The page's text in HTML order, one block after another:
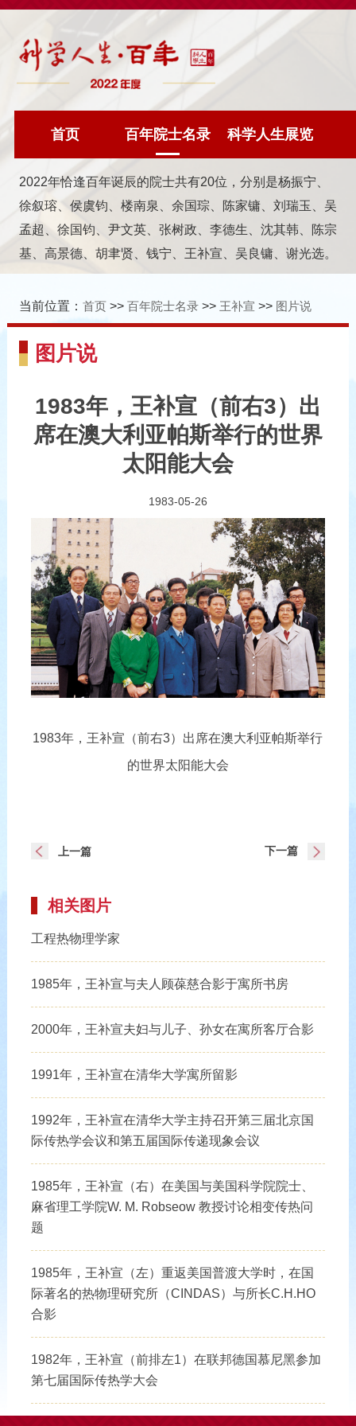
首页 百年院士名录 科学人生展览
2022年恰逢百年诞辰的院士共有20位，分别是杨振宁、
徐叙瑢、侯虞钧、楼南泉、余国琮、陈家镛、刘瑞玉、吴
孟超、徐国钧、尹文英、张树政、李德生、沈其韩、陈宗
基、高景德、胡聿贤、钱宁、王补宣、吴良镛、谢光选。
当前位置： 首页>> 百年院士名录>> 王补宣 >> 图片说
图片说
1983年，王补宣（前右3）出
席在澳大利亚帕斯举行的世界
太阳能大会
1983-05-26
1983年，王补宣（前右3）出席在澳大利亚帕斯举行
的世界太阳能大会
上一篇 下一篇
相关图片
工程热物理学家
1985年，王补宣与夫人顾葆慈合影于寓所书房
2000年，王补宣夫妇与儿子、孙女在寓所客厅合影
1991年，王补宣在清华大学寓所留影
1992年，王补宣在清华大学主持召开第三届北京国
际传热学会议和第五届国际传递现象会议
1985年，王补宣（右）在美国与美国科学院院士、
麻省理工学院W. M. Robseow 教授讨论相变传热问
题
1985年，王补宣（左）重返美国普渡大学时，在国
际著名的热物理研究所（CINDAS）与所长C.H.HO
合影
1982年，王补宣（前排左1）在联邦德国慕尼黑参加
第七届国际传热学大会